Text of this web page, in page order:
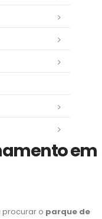
em
procurar o parque de